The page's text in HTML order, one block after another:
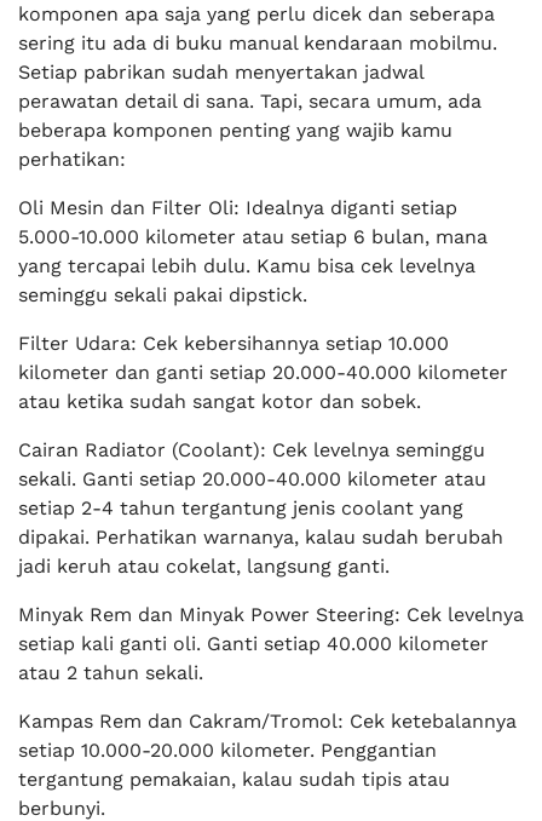
komponen apa saja yang perlu dicek dan seberapa
sering itu ada di buku manual kendaraan mobilmu.
Setiap pabrikan sudah menyertakan jadwal
perawatan detail di sana. Tapi, secara umum, ada
beberapa komponen penting yang wajib kamu
perhatikan:
Oli Mesin dan Filter Oli: Idealnya diganti setiap
5.000-10.000 kilometer atau setiap 6 bulan, mana
yang tercapai lebih dulu. Kamu bisa cek levelnya
seminggu sekali pakai dipstick.
Filter Udara: Cek kebersihannya setiap 10.000
kilometer dan ganti setiap 20.000-40.000 kilometer
atau ketika sudah sangat kotor dan sobek.
Cairan Radiator (Coolant): Cek levelnya seminggu
sekali. Ganti setiap 20.000-40.000 kilometer atau
setiap 2-4 tahun tergantung jenis coolant yang
dipakai. Perhatikan warnanya, kalau sudah berubah
jadi keruh atau cokelat, langsung ganti.
Minyak Rem dan Minyak Power Steering: Cek levelnya
setiap kali ganti oli. Ganti setiap 40.000 kilometer
atau 2 tahun sekali.
Kampas Rem dan Cakram/Tromol: Cek ketebalannya
setiap 10.000-20.000 kilometer. Penggantian
tergantung pemakaian, kalau sudah tipis atau
berbunyi.